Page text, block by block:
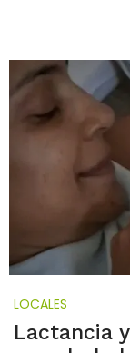
LOCALES
Lactancia